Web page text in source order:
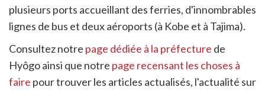
plusieurs ports accueillant des ferries, d'innombrables
lignes de bus et deux aéroports (à Kobe et à Tajima).
Consultez notre page dédiée à la préfecture de
Hyôgo ainsi que notre page recensant les choses à
faire pour trouver les articles actualisés, l'actualité sur